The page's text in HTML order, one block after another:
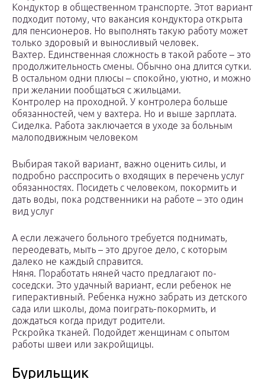
Кондуктор в общественном транспорте. Этот вариант
подходит потому, что вакансия кондуктора открыта
для пенсионеров. Но выполнять такую работу может
только здоровый и выносливый человек.
Вахтер. Единственная сложность в такой работе – это
продолжительность смены. Обычно она длится сутки.
В остальном одни плюсы – спокойно, уютно, и можно
при желании пообщаться с жильцами.
Контролер на проходной. У контролера больше
обязанностей, чем у вахтера. Но и выше зарплата.
Сиделка. Работа заключается в уходе за больным
малоподвижным человеком
Выбирая такой вариант, важно оценить силы, и
подробно расспросить о входящих в перечень услуг
обязанностях. Посидеть с человеком, покормить и
дать воды, пока родственники на работе – это один
вид услуг
А если лежачего больного требуется поднимать,
переодевать, мыть – это другое дело, с которым
далеко не каждый справится.
Няня. Поработать няней часто предлагают по-
соседски. Это удачный вариант, если ребенок не
гиперактивный. Ребенка нужно забрать из детского
сада или школы, дома поиграть-покормить, и
дождаться когда придут родители.
Рскройка тканей. Подойдет женщинам с опытом
работы швеи или закройщицы.
Бурильщик